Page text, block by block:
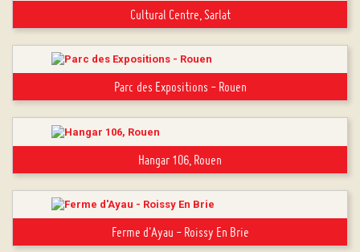
Cultural Centre, Sarlat
Parc des Expositions - Rouen
Hangar 106, Rouen
Ferme d'Ayau - Roissy En Brie